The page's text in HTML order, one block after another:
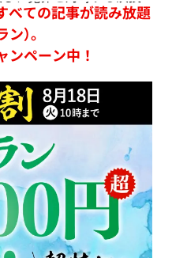
べての記事が読み放題
）。
ンペーン中！